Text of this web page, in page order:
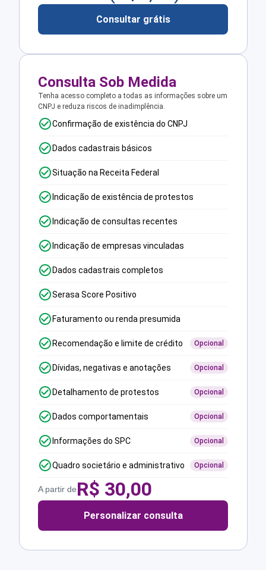
Consultar grátis
Consulta Sob Medida
Tenha acesso completo a todas as informações sobre um
CNPJ e reduza riscos de inadimplência.
Confirmação de existência do CNPJ
Dados cadastrais básicos
Situação na Receita Federal
Indicação de existência de protestos
Indicação de consultas recentes
Indicação de empresas vinculadas
Dados cadastrais completos
Serasa Score Positivo
Faturamento ou renda presumida
Recomendação e limite de crédito Opcional
Dívidas, negativas e anotações Opcional
Detalhamento de protestos Opcional
Dados comportamentais Opcional
Informações do SPC Opcional
Quadro societário e administrativo Opcional
A partir deR$ 30,00
Personalizar consulta